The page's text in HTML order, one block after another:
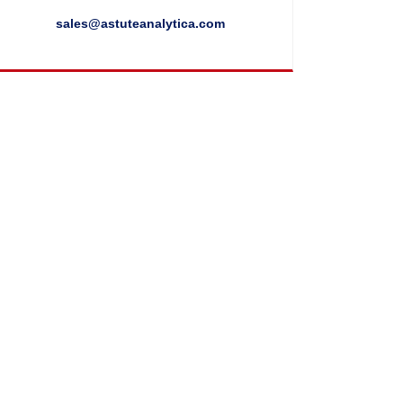
sales@astuteanalytica.com